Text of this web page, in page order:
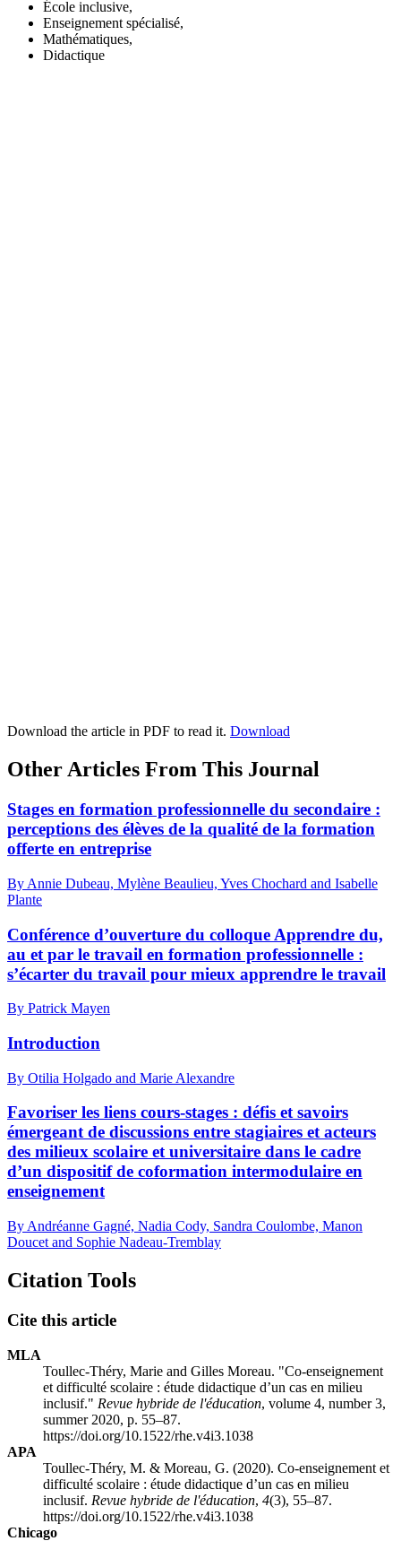
École inclusive,
Enseignement spécialisé,
Mathématiques,
Didactique
Download the article in PDF to read it. Download
Other Articles From This Journal
Stages en formation professionnelle du secondaire :
perceptions des élèves de la qualité de la formation
offerte en entreprise
By Annie Dubeau, Mylène Beaulieu, Yves Chochard and Isabelle
Plante
Conférence d’ouverture du colloque Apprendre du,
au et par le travail en formation professionnelle :
s’écarter du travail pour mieux apprendre le travail
By Patrick Mayen
Introduction
By Otilia Holgado and Marie Alexandre
Favoriser les liens cours-stages : défis et savoirs
émergeant de discussions entre stagiaires et acteurs
des milieux scolaire et universitaire dans le cadre
d’un dispositif de coformation intermodulaire en
enseignement
By Andréanne Gagné, Nadia Cody, Sandra Coulombe, Manon
Doucet and Sophie Nadeau-Tremblay
Citation Tools
Cite this article
MLA
Toullec-Théry, Marie and Gilles Moreau. "Co-enseignement
et difficulté scolaire : étude didactique d’un cas en milieu
inclusif." Revue hybride de l'éducation, volume 4, number 3,
summer 2020, p. 55–87.
https://doi.org/10.1522/rhe.v4i3.1038
APA
Toullec-Théry, M. & Moreau, G. (2020). Co-enseignement et
difficulté scolaire : étude didactique d’un cas en milieu
inclusif. Revue hybride de l'éducation, 4(3), 55–87.
https://doi.org/10.1522/rhe.v4i3.1038
Chicago